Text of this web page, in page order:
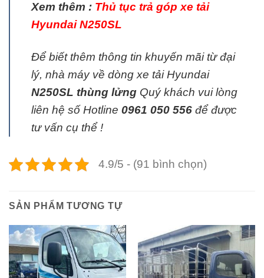
Xem thêm : Thủ tục trả góp xe tải
Hyundai N250SL
Để biết thêm thông tin khuyến mãi từ đại
lý, nhà máy về dòng xe tải Hyundai
N250SL thùng lửng Quý khách vui lòng
liên hệ số Hotline 0961 050 556 để được
tư vấn cụ thể !
4.9/5 - (91 bình chọn)
SẢN PHẨM TƯƠNG TỰ